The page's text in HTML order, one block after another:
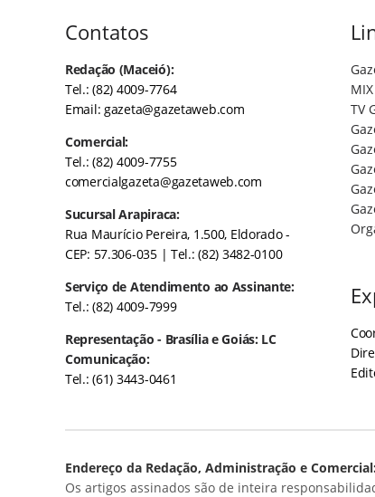
Contatos
Redação (Maceió):
Tel.: (82) 4009-7764
Email:gazeta@gazetaweb.com
Comercial:
Tel.: (82) 4009-7755
comercialgazeta@gazetaweb.com
Sucursal Arapiraca:
Rua Maurício Pereira, 1.500, Eldorado -
CEP: 57.306-035 | Tel.: (82) 3482-0100
Serviço de Atendimento ao Assinante:
Tel.: (82) 4009-7999
Representação - Brasília e Goiás: LC
Comunicação:
Tel.: (61) 3443-0461
TV
Endereço da Redação, Administração e
Os artigos assinados são de inteira